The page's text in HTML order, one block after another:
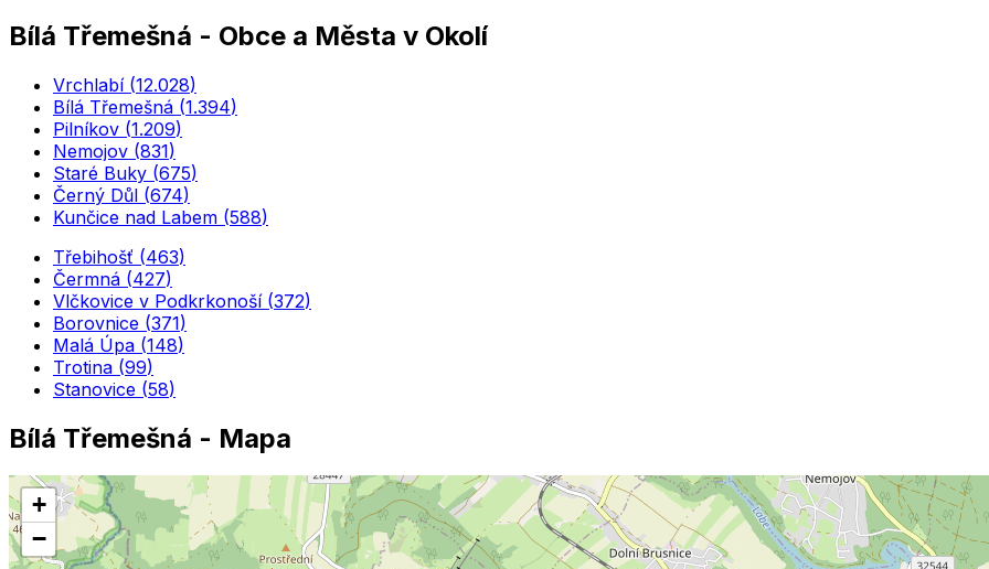
Bílá Třemešná - Obce a Města v Okolí
Vrchlabí(12.028)
Bílá Třemešná (1.394)
Pilníkov (1.209)
Nemojov (831)
Staré Buky (675)
Černý Důl (674)
Kunčice nad Labem (588)
Třebihošť (463)
Čermná (427)
Vlčkovice v Podkrkonoší(372)
Borovnice (371)
Malá Úpa (148)
Trotina (99)
Stanovice (58)
Bílá Třemešná - Mapa
+
−